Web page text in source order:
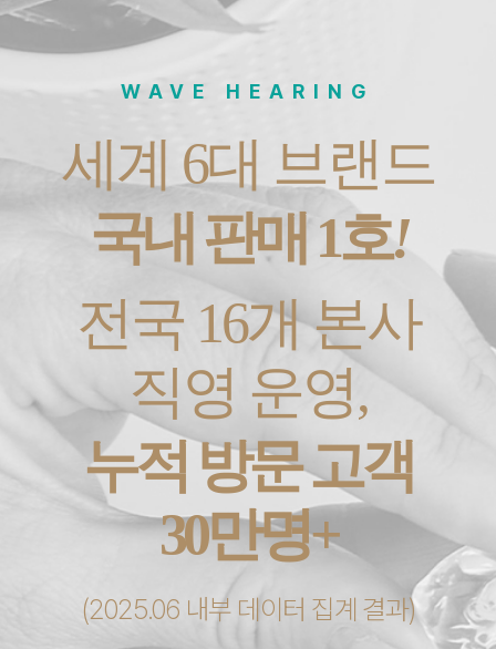
WAVE HEARING
세계 6대 브랜드
국내 판매 1호!
전국 16개 본사
직영 운영,
누적 방문 고객
30만명+
(2025.06 내부 데이터 집계 결과)